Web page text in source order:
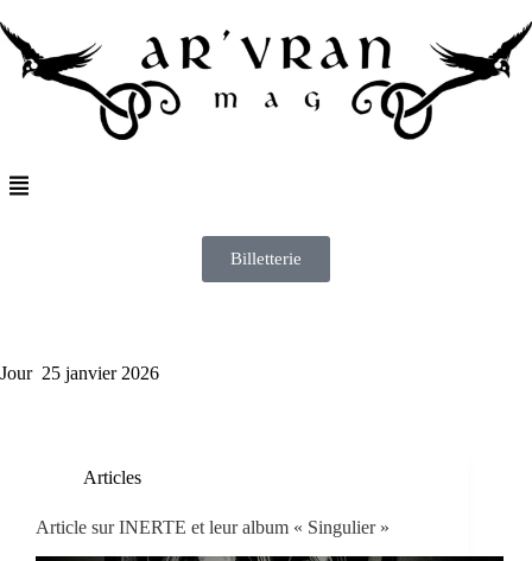
Billetterie
Jour 25 janvier 2026
Articles
Article sur INERTE et leur album « Singulier »